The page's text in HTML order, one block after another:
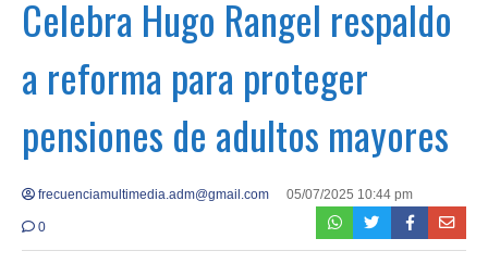
Celebra Hugo Rangel respaldo
a reforma para proteger
pensiones de adultos mayores
frecuenciamultimedia.adm@gmail.com 05/07/2025 10:44 pm
0